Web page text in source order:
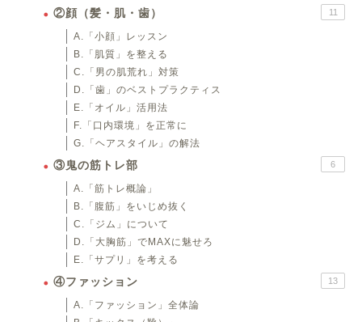
②顔（髪・肌・歯） 11
A.「小顔」レッスン
B.「肌質」を整える
C.「男の肌荒れ」対策
D.「歯」のベストプラクティス
E.「オイル」活用法
F.「口内環境」を正常に
G.「ヘアスタイル」の解法
③鬼の筋トレ部 6
A.「筋トレ概論」
B.「腹筋」をいじめ抜く
C.「ジム」について
D.「大胸筋」でMAXに魅せろ
E.「サプリ」を考える
④ファッション 13
A.「ファッション」全体論